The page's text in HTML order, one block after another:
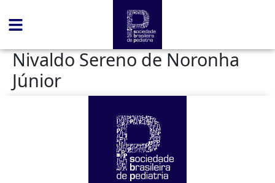
Nivaldo Sereno de Noronha
Júnior